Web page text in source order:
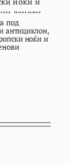
под
антициклон,
ноќи и